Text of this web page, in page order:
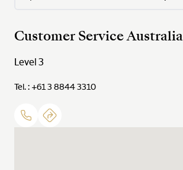
Customer Service Australia
Level 3
Tel. : +61 3 8844 3310